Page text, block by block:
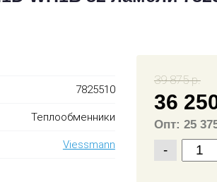
7825510
Теплообменники
Viessmann
39 875 р.
36
Опт: 25
-